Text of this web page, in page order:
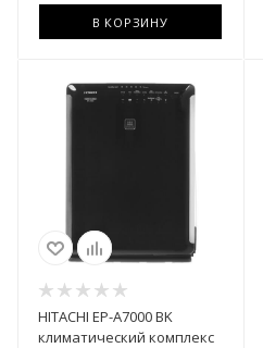
В КОРЗИНУ
HITACHI EP-A7000 BK
климатический комплекс